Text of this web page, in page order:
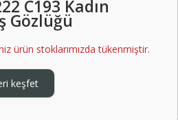
C193 Kadın
Gözlüğü
ürün stoklarımızda tükenmiştir.
keşfet